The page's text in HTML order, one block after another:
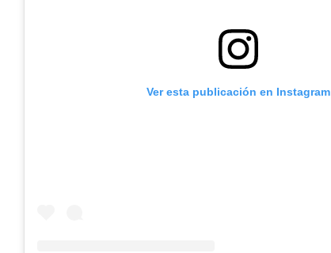
Ver esta publicación en Instagram